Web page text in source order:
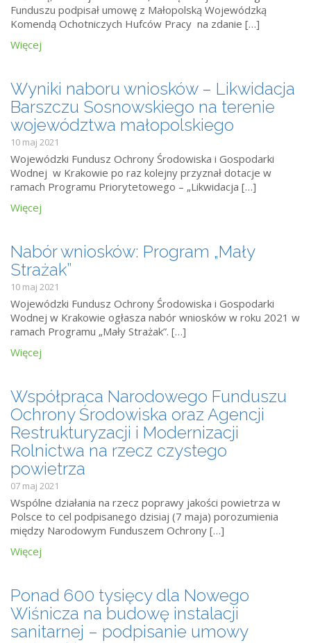
Funduszu podpisał umowę z Małopolską Wojewódzką
Komendą Ochotniczych Hufców Pracy na zdanie […]
Więcej
Wyniki naboru wniosków – Likwidacja
Barszczu Sosnowskiego na terenie
województwa małopolskiego
10 maj 2021
Wojewódzki Fundusz Ochrony Środowiska i Gospodarki
Wodnej w Krakowie po raz kolejny przyznał dotacje w
ramach Programu Priorytetowego – „Likwidacja […]
Więcej
Nabór wniosków: Program „Mały
Strażak”
10 maj 2021
Wojewódzki Fundusz Ochrony Środowiska i Gospodarki
Wodnej w Krakowie ogłasza nabór wniosków w roku 2021 w
ramach Programu „Mały Strażak”. […]
Więcej
Współpraca Narodowego Funduszu
Ochrony Środowiska oraz Agencji
Restrukturyzacji i Modernizacji
Rolnictwa na rzecz czystego
powietrza
07 maj 2021
Wspólne działania na rzecz poprawy jakości powietrza w
Polsce to cel podpisanego dzisiaj (7 maja) porozumienia
między Narodowym Funduszem Ochrony […]
Więcej
Ponad 600 tysięcy dla Nowego
Wiśnicza na budowę instalacji
sanitarnej – podpisanie umowy